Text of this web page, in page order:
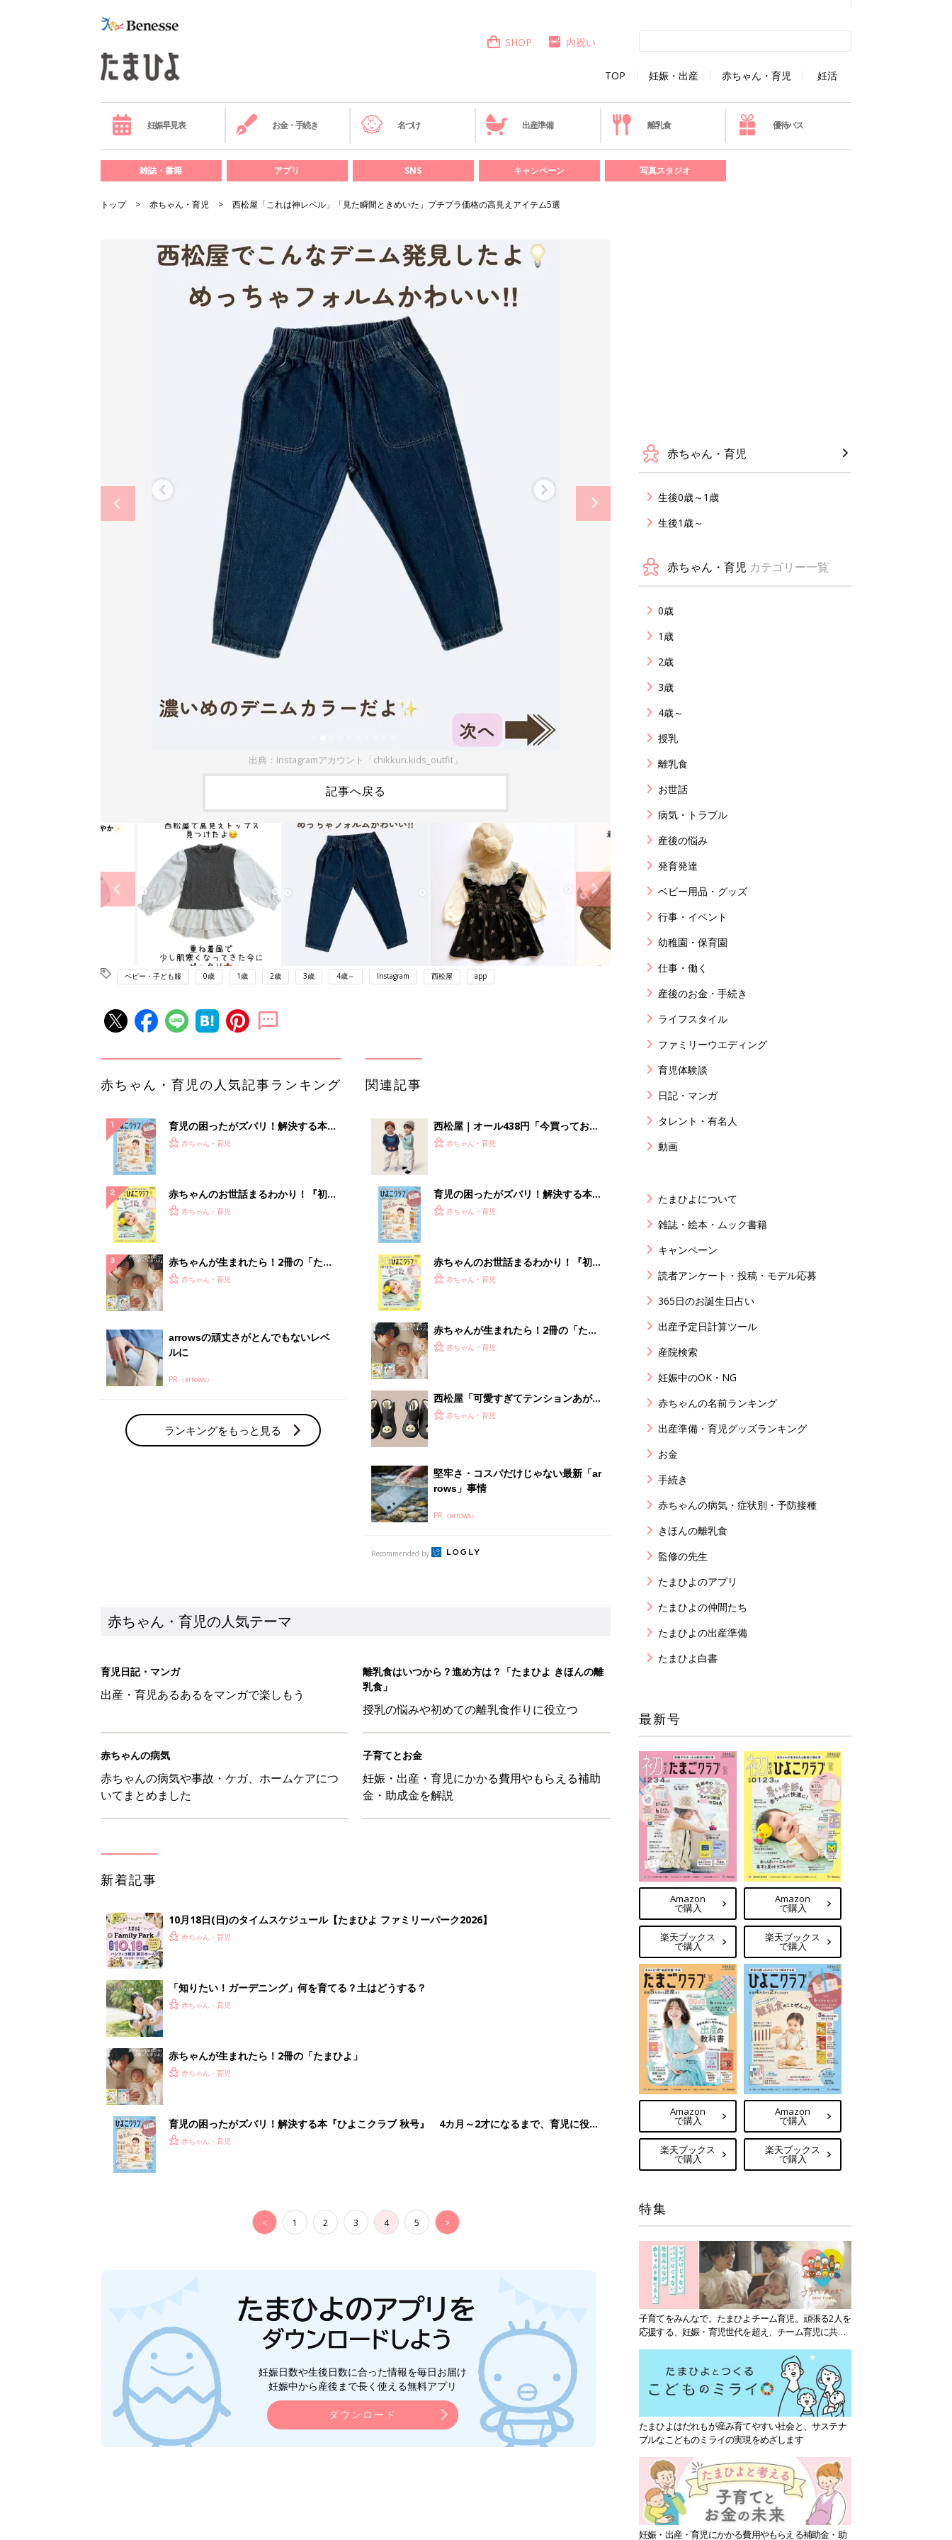
TOP 妊娠・出産 赤ちゃん・育児 妊活
SHOP 内祝い
妊娠早見表 お金・手続き 名づけ 出産準備 離乳食 優待パス
雑誌・書籍 アプリ SNS キャンペーン 写真スタジオ
トップ 赤ちゃん・育児 西松屋「これは神レベル」「見た瞬間ときめいた」プチプラ価格の高見えアイテム5選
出典：Instagramアカウント「chikkun.kids_outfit」
記事へ戻る
ベビー・子ども服 0歳 1歳 2歳 3歳 4歳～ Instagram 西松屋 app
赤ちゃん・育児の人気記事ランキング
育児の困ったがズバリ！解決する本
『ひよこクラブ 秋号』 4カ月～2才
赤ちゃん・育児
赤ちゃんのお世話まるわかり！『初め
てのひよこクラブ 夏号』〈巻頭大特
赤ちゃん・育児
赤ちゃんが生まれたら！2冊の「たま
ひよ」
赤ちゃん・育児
arrowsの頑丈さがとんでもないレベ
ルに
PR（arrows）
ランキングをもっと見る
関連記事
西松屋｜オール438円「今買っておく
べき！」「保育園着にも◎」元子ども
赤ちゃん・育児
育児の困ったがズバリ！解決する本
『ひよこクラブ 秋号』 4カ月～2才
赤ちゃん・育児
赤ちゃんのお世話まるわかり！『初め
てのひよこクラブ 夏号』〈巻頭大特
赤ちゃん・育児
赤ちゃんが生まれたら！2冊の「たま
ひよ」
赤ちゃん・育児
西松屋「可愛すぎてテンションあが
る」「機能性も◎」元子ども服販売員
赤ちゃん・育児
堅牢さ・コスパだけじゃない最新「ar
rows」事情
PR（arrows）
Recommended by
赤ちゃん・育児の人気テーマ
育児日記・マンガ
出産・育児あるあるをマンガで楽しもう
離乳食はいつから？進め方は？「たまひよ きほんの離
乳食」
授乳の悩みや初めての離乳食作りに役立つ
赤ちゃんの病気
赤ちゃんの病気や事故・ケガ、ホームケアにつ
いてまとめました
子育てとお金
妊娠・出産・育児にかかる費用やもらえる補助
金・助成金を解説
新着記事
10月18日(日)のタイムスケジュール【たまひよ ファミリーパーク2026】
赤ちゃん・育児
「知りたい！ガーデニング」何を育てる？土はどうする？
赤ちゃん・育児
赤ちゃんが生まれたら！2冊の「たまひよ」
赤ちゃん・育児
育児の困ったがズバリ！解決する本『ひよこクラブ 秋号』 4カ月～2才になるまで、育児に役立
つ情報がいっぱい！
赤ちゃん・育児
< 1 2 3 4 5 >
妊娠日数や生後日数に合った情報を毎日お届け
妊娠中から産後まで長く使える無料アプリ
ダウンロード
赤ちゃん・育児
生後0歳～1歳
生後1歳～
赤ちゃん・育児 カテゴリー一覧
0歳
1歳
2歳
3歳
4歳～
授乳
離乳食
お世話
病気・トラブル
産後の悩み
発育発達
ベビー用品・グッズ
行事・イベント
幼稚園・保育園
仕事・働く
産後のお金・手続き
ライフスタイル
ファミリーウエディング
育児体験談
日記・マンガ
タレント・有名人
動画
たまひよについて
雑誌・絵本・ムック書籍
キャンペーン
読者アンケート・投稿・モデル応募
365日のお誕生日占い
出産予定日計算ツール
産院検索
妊娠中のOK・NG
赤ちゃんの名前ランキング
出産準備・育児グッズランキング
お金
手続き
赤ちゃんの病気・症状別・予防接種
きほんの離乳食
監修の先生
たまひよのアプリ
たまひよの仲間たち
たまひよの出産準備
たまひよ白書
最新号
Amazon
で購入
楽天ブックス
で購入
Amazon
で購入
楽天ブックス
で購入
Amazon
で購入
楽天ブックス
で購入
Amazon
で購入
楽天ブックス
で購入
特集
子育てをみんなで。たまひよチーム育児。頑張る2人を
応援する、妊娠・育児世代を超え、チーム育児に共感
たまひよはだれもが産み育てやすい社会と、サステナ
ブルなこどものミライの実現をめざします
妊娠・出産・育児にかかる費用やもらえる補助金・助